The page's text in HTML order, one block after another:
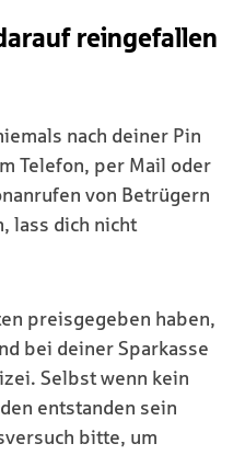
reingefallen
nach deiner Pin
Telefon, per Mail oder
von Betrügern
lass dich nicht
preisgegeben haben,
bei deiner Sparkasse
Selbst wenn kein
entstanden sein
bitte, um